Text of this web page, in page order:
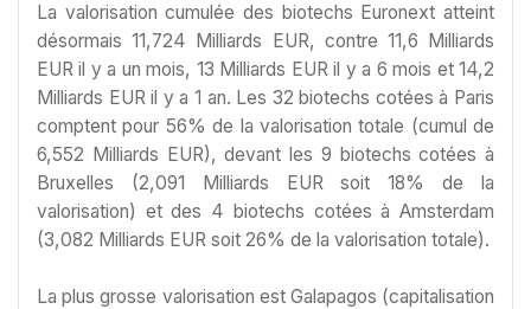
La valorisation cumulée des biotechs Euronext atteint
désormais 11,724 Milliards EUR, contre 11,6 Milliards
EUR il y a un mois, 13 Milliards EUR il y a 6 mois et 14,2
Milliards EUR il y a 1 an. Les 32 biotechs cotées à Paris
comptent pour 56% de la valorisation totale (cumul de
6,552 Milliards EUR), devant les 9 biotechs cotées à
Bruxelles (2,091 Milliards EUR soit 18% de la
valorisation) et des 4 biotechs cotées à Amsterdam
(3,082 Milliards EUR soit 26% de la valorisation totale).
La plus grosse valorisation est Galapagos (capitalisation